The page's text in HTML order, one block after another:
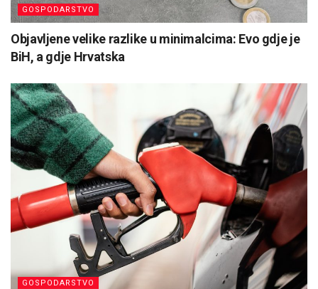
GOSPODARSTVO
Objavljene velike razlike u minimalcima: Evo gdje je
BiH, a gdje Hrvatska
GOSPODARSTVO